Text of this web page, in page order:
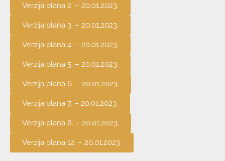
Verzija plana 2. – 20.01.2023.
Verzija plana 3. – 20.01.2023.
Verzija plana 4. – 20.01.2023.
Verzija plana 5. – 20.01.2023.
Verzija plana 6. – 20.01.2023.
Verzija plana 7. – 20.01.2023.
Verzija plana 8. – 20.01.2023.
Verzija plana 12. – 20.01.2023.